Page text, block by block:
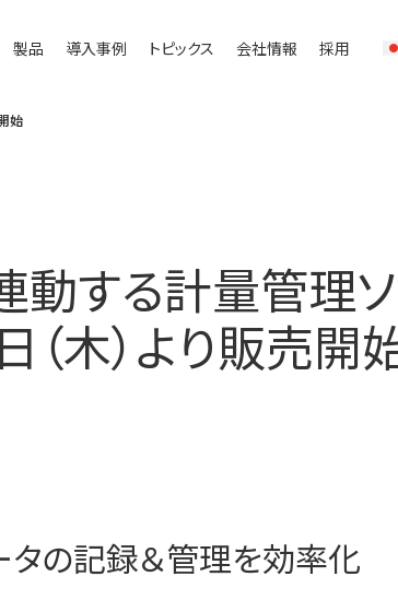
製品 導入事例 トピックス 会社情報 採用
始
動する計量管理
（木）より販売開
の記録＆管理を効率化